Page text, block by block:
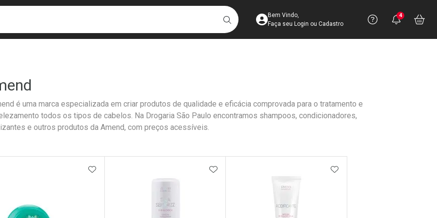
BUSCARAcesse sua Conta
Bem Vindo,
Faça seu Login ou Cadastro
Precisa
Ver Recursos
Você
4
é uma marca especializada em criar produtos de qualidade e eficácia comprovada para o tratamento e
todos os tipos de cabelos. Na Drogaria São Paulo encontramos shampoos, condicionadores,
e outros produtos da Amend, com preços acessíveis.
ADICIONAR AOS FAVORITOS ADICIONAR AOS FAVORITOS ADICIONAR AOS